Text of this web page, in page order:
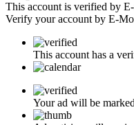
This account is verified by
Verify your account by E-
This account has a
Your ad will be